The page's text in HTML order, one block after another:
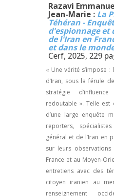
Razavi
Jean-Marie : La
Téhéran -
d'espionnage et
de l'Iran en
et dans le
Cerf, 2025, 229
« Une vérité s’impose
d’Iran, sous la férule
stratégie
redoutable ». Telle est
d’une large enquête
reporters,
général et de l’Iran en
sur leurs
France et au Moyen-
entretiens avec des
citoyen iranien au
renseignement